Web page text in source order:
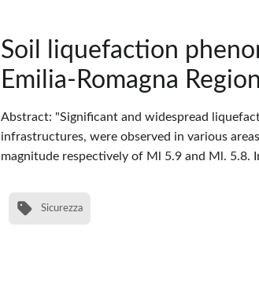
Soil liquefaction
Emilia-Romagna
Abstract: "Significant and widespread
infrastructures, were observed in various
magnitude respectively of Ml 5.9 and Ml. 5.8.
Sicurezza